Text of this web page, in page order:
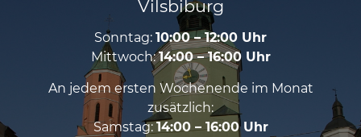
Vilsbiburg
Sonntag: 10:00 – 12:00 Uhr
Mittwoch:14:00 – 16:00 Uhr
An jedem ersten Wochenende im Monat
zusätzlich:
Samstag: 14:00 – 16:00 Uhr